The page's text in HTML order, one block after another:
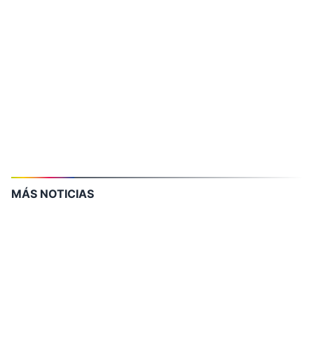
MÁS NOTICIAS